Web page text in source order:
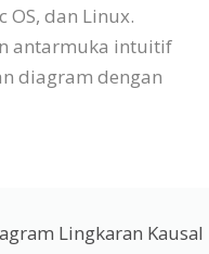
OS, dan Linux.
antarmuka intuitif
diagram dengan
Lingkaran Kausal